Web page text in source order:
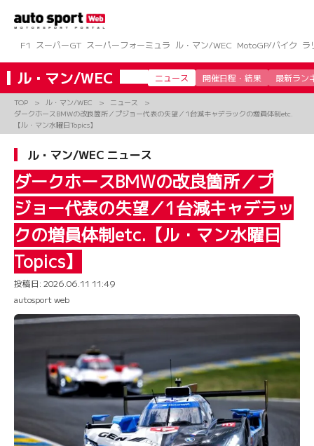
ツ
へ
ス
キ
F1 スーパーGT スーパーフォーミュラ ル・マン/WEC MotoGP/バイク ラ
ル・マン/WEC ニュース 開催日程・結果 最新ラン
TOP ル・マン/WEC
ニュース
ダークホースBMWの改良箇所／プジョー代表の失望／1台減キャデラックの増員体制etc.
【ル・マン水曜日Topics】
ル・マン/WEC ニュース
ダークホースBMWの改良箇所／プ
ジョー代表の失望／1台減キャデラッ
クの増員体制etc.【ル・マン水曜日
Topics】
投稿日: 2026.06.11 11:49
autosport web